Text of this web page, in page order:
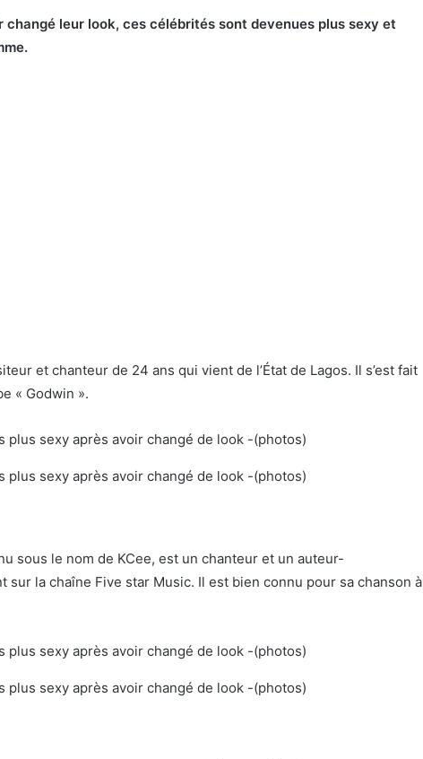
changé leur look, ces célébrités sont devenues plus sexy et
et chanteur de 24 ans qui vient de l’État de Lagos. Il s’est fait
« Godwin ».
sous le nom de KCee, est un chanteur et un auteur-
sur la chaîne Five star Music. Il est bien connu pour sa chanson à